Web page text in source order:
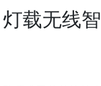
载无线